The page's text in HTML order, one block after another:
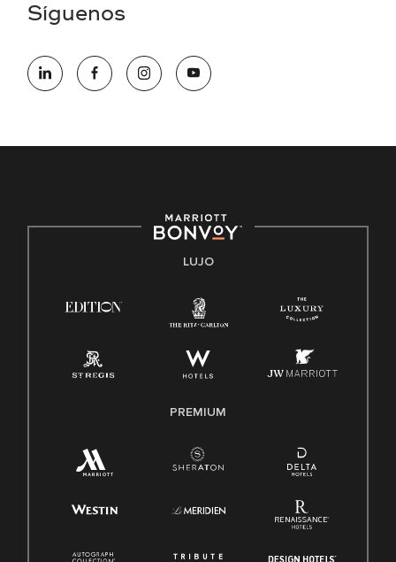
electrónico hqaffirmativeaction@marriott.com
oportunidades que se compromete a contratar una fuerza
de trabajo diversa y a mantener una cultura inclusiva.
Derecho a trabajar inglés/español
Conozca sus derechos
Ley de licencia familiar y médica (FMLA)
Síguenos
LUJO
PREMIUM